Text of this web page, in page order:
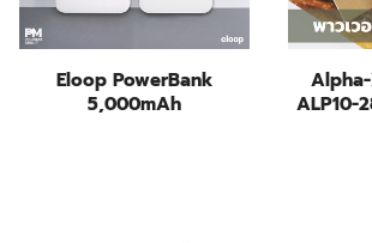
Eloop PowerBank
5,000mAh
ALP10-